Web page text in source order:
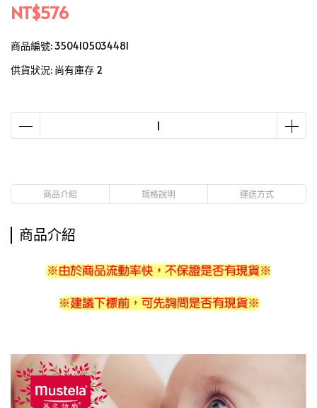
NT$576
商品編號:3504105034481
供貨狀況: 尚有庫存 2
商品介紹 規格說明 運送方式
商品介紹